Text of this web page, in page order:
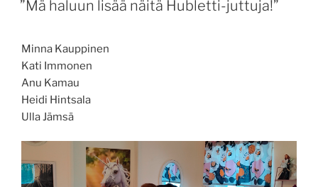
”Mä haluun lisää näitä Hubletti-juttuja!”
Minna Kauppinen
Kati Immonen
Anu Kamau
Heidi Hintsala
Ulla Jämsä